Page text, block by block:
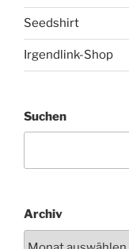
Seedshirt
Irgendlink-Shop
Suchen
Archiv